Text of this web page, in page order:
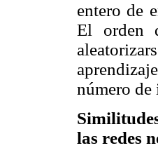
entero de
El orden
número de
las redes